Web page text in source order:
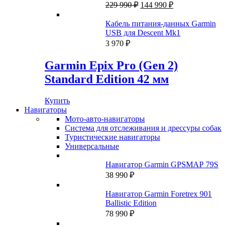
229 990₽ Первоначальная
составляла
229
144 990 ₽Текущая
144
990 ₽.
Кабель питания-данных Garmin
USB для Descent Mk1
3 970 ₽
Garmin Epix Pro (Gen 2)
Standard Edition 42 мм
Купить
Навигаторы
Мото-авто-навигаторы
Система для отслеживания и дрессуры собак
Туристические навигаторы
Универсальные
Навигатор Garmin GPSMAP 79S
38 990 ₽
Навигатор Garmin Foretrex 901
Ballistic Edition
78 990 ₽